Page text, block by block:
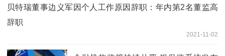
贝特瑞董事边义军因个人工作原因辞职：年内第2名董监高
辞职
2021-11-02